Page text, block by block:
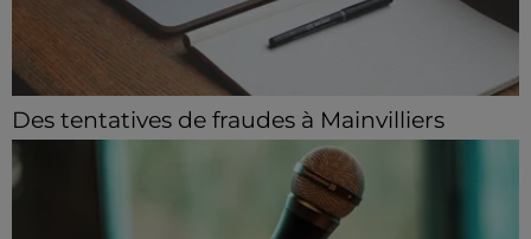
Des tentatives de fraudes à Mainvilliers
Des personnes malveillantes tentent de voler vos
informations personnelles.